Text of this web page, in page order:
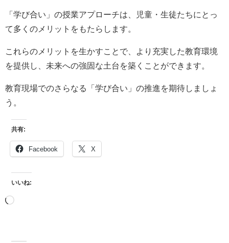
「学び合い」の授業アプローチは、児童・生徒たちにとっ
て多くのメリットをもたらします。
これらのメリットを生かすことで、より充実した教育環境
を提供し、未来への強固な土台を築くことができます。
教育現場でのさらなる「学び合い」の推進を期待しましょ
う。
共有:
Facebook X
いいね: